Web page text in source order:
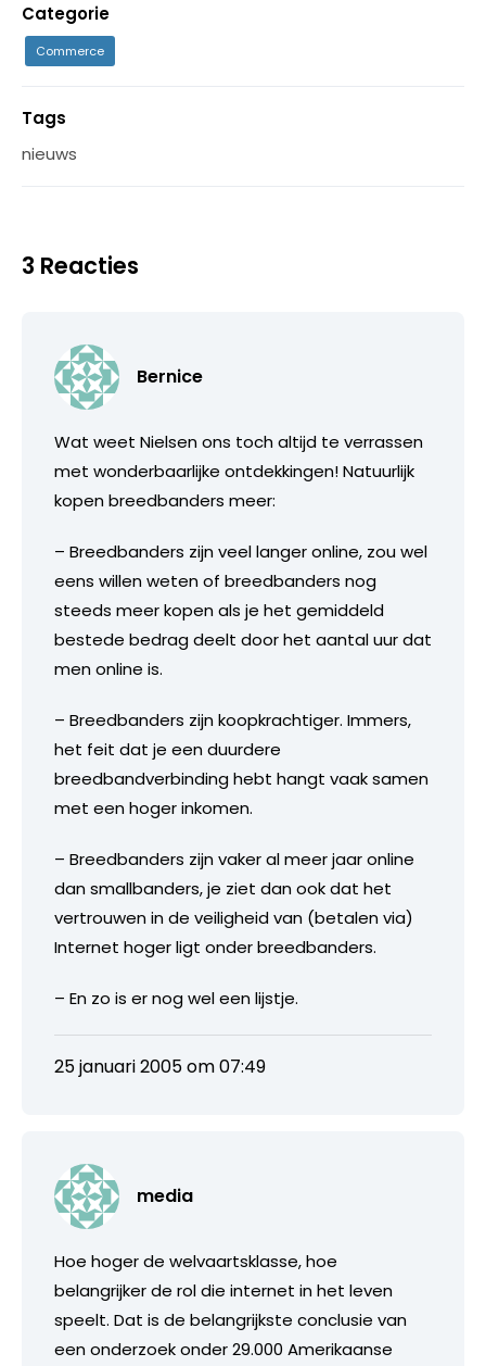
Categorie
Commerce
Tags
nieuws
3 Reacties
Bernice
Wat weet Nielsen ons toch altijd te verrassen
met wonderbaarlijke ontdekkingen! Natuurlijk
kopen breedbanders meer:
– Breedbanders zijn veel langer online, zou wel
eens willen weten of breedbanders nog
steeds meer kopen als je het gemiddeld
bestede bedrag deelt door het aantal uur dat
men online is.
– Breedbanders zijn koopkrachtiger. Immers,
het feit dat je een duurdere
breedbandverbinding hebt hangt vaak samen
met een hoger inkomen.
– Breedbanders zijn vaker al meer jaar online
dan smallbanders, je ziet dan ook dat het
vertrouwen in de veiligheid van (betalen via)
Internet hoger ligt onder breedbanders.
– En zo is er nog wel een lijstje.
25 januari 2005 om 07:49
media
Hoe hoger de welvaartsklasse, hoe
belangrijker de rol die internet in het leven
speelt. Dat is de belangrijkste conclusie van
een onderzoek onder 29.000 Amerikaanse